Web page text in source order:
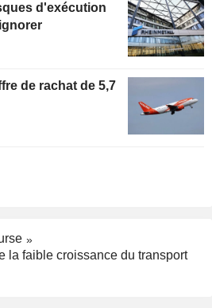
de rachat de 5,7
la faible croissance du transport